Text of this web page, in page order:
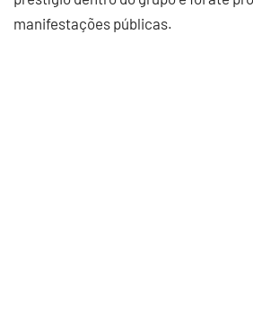
manifestações públicas.